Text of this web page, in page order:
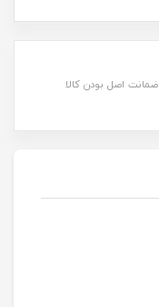
ضمانت اصل بودن کالا